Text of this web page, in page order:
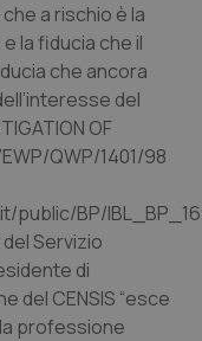
a rischio è la
la fiducia che il
che ancora
del
OF
QWP/1401/98
public/BP/
Servizio
di
del CENSIS “esce
professione